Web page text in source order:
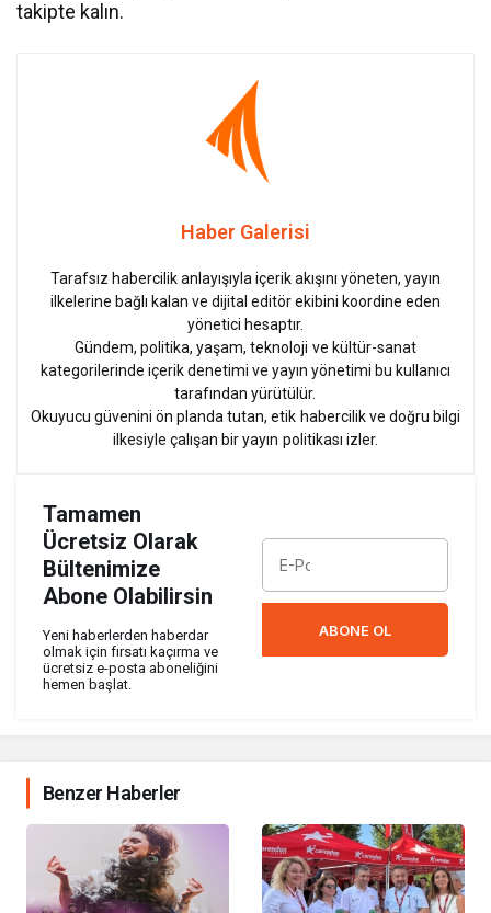
takipte kalın.
Haber Galerisi
Tarafsız habercilik anlayışıyla içerik akışını yöneten, yayın
ilkelerine bağlı kalan ve dijital editör ekibini koordine eden
yönetici hesaptır.
Gündem, politika, yaşam, teknoloji ve kültür-sanat
kategorilerinde içerik denetimi ve yayın yönetimi bu kullanıcı
tarafından yürütülür.
Okuyucu güvenini ön planda tutan, etik habercilik ve doğru bilgi
ilkesiyle çalışan bir yayın politikası izler.
Tamamen
Ücretsiz Olarak
Bültenimize
Abone Olabilirsin
Yeni haberlerden haberdar
olmak için fırsatı kaçırma ve
ücretsiz e-posta aboneliğini
hemen başlat.
ABONE OL
Benzer Haberler